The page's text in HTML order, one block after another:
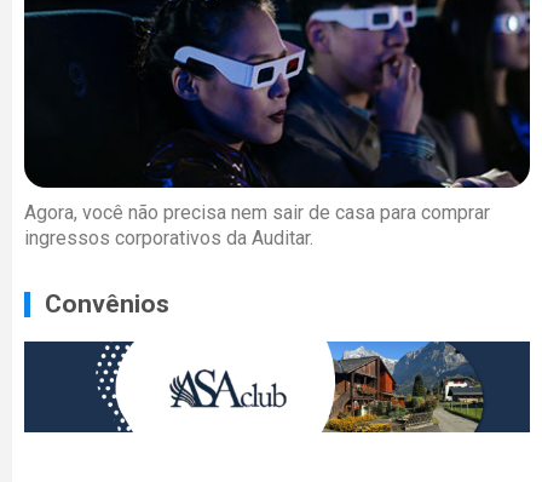
Agora, você não precisa nem sair de casa para comprar
ingressos corporativos da Auditar.
Convênios